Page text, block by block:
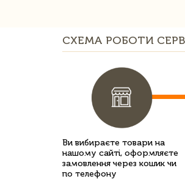
СХЕМА РОБОТИ
Ви вибираєте товари на
нашому сайті, оформляєте
замовлення через кошик чи
по телефону